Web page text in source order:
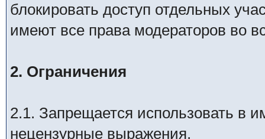
блокировать доступ отдельных
имеют все права модераторов во
2. Ограничения
2.1. Запрещается использовать в
нецензурные выражения.